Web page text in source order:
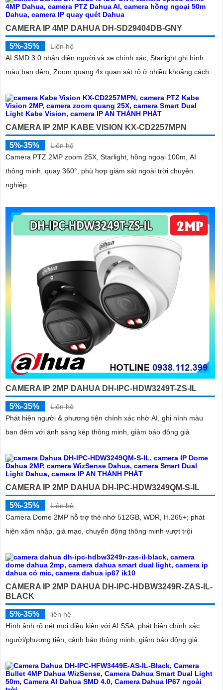
CAMERA IP 4MP DAHUA DH-SD29404DB-GNY
5%-35%
Liên hệ
AI SMD 3.0 nhận diện người và xe chính xác, Starlight ghi hình
màu ban đêm, Zoom quang 4x quan sát rõ ở nhiều khoảng cách
CAMERA IP 2MP KABE VISION KX-CD2257MPN
5%-35%
Liên hệ
Camera PTZ 2MP zoom 25X, Starlight, hồng ngoại 100m, AI
thông minh, quay 360°, phù hợp giám sát ngoài trời chuyên
nghiệp
CAMERA IP 2MP DAHUA DH-IPC-HDW3249T-ZS-IL
5%-35%
Liên hệ
Phát hiện người & phương tiện chính xác nhờ AI, ghi hình màu
ban đêm với ánh sáng kép thông minh, giảm báo động giả
CAMERA IP 2MP DAHUA DH-IPC-HDW3249QM-S-IL
5%-35%
Liên hệ
Camera Dome 2MP hỗ trợ thẻ nhớ 512GB, WDR, H.265+; phát
hiện xâm nhập, giả mạo, chuyển động thông minh vượt trội
CAMERA IP 2MP DAHUA DH-IPC-HDBW3249R-ZAS-IL-
BLACK
5%-35%
liên hệ
Hình ảnh rõ nét mọi điều kiện với AI SSA, phát hiện chính xác
người/phương tiện, cảnh báo thông minh, giảm báo động giả